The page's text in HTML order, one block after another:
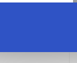
wieder lösbare
Holz, Kunststoff
um